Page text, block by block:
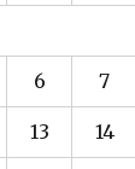
6 7
13 14